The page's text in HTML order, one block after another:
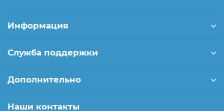
Информация
Служба поддержки
Дополнительно
Наши контакты